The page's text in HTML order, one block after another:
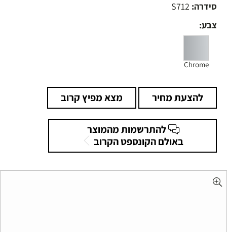
סידרה:
צבע:
Chrome
להצעת מחיר מצא מפיץ קרוב
להתרשמות מהמוצר
באולם הקונספט הקרוב